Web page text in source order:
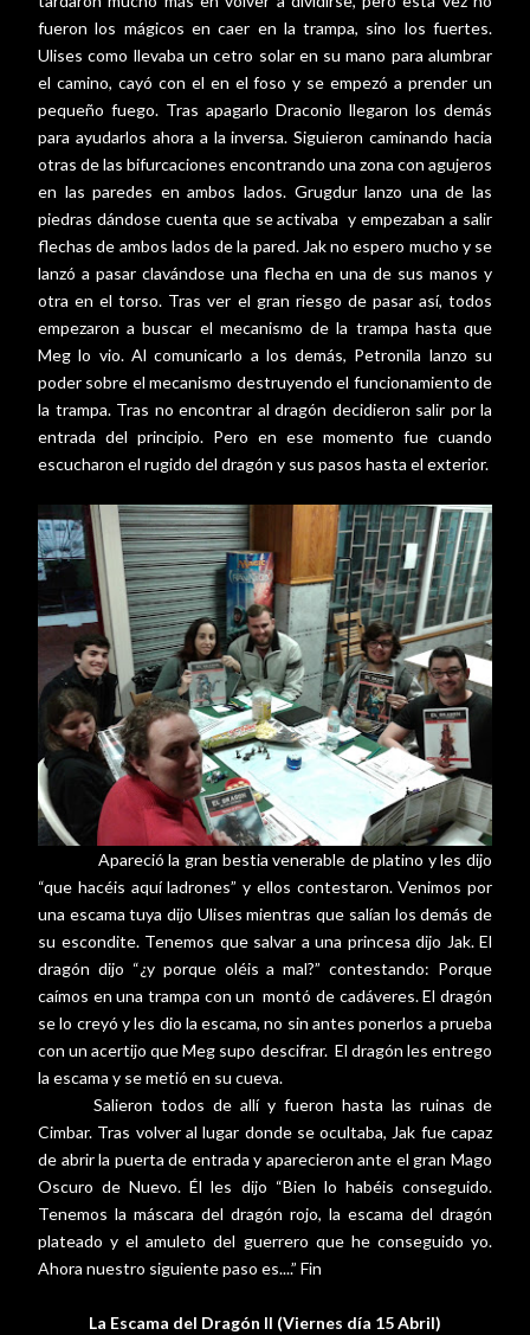
fueron los mágicos en caer en la trampa, sino los fuertes.
Ulises como llevaba un cetro solar en su mano para alumbrar
el camino, cayó con el en el foso y se empezó a prender un
pequeño fuego. Tras apagarlo Draconio llegaron los demás
para ayudarlos ahora a la inversa. Siguieron caminando hacia
otras de las bifurcaciones encontrando una zona con agujeros
en las paredes en ambos lados. Grugdur lanzo una de las
piedras dándose cuenta que se activaba y empezaban a salir
flechas de ambos lados de la pared. Jak no espero mucho y se
lanzó a pasar clavándose una flecha en una de sus manos y
otra en el torso. Tras ver el gran riesgo de pasar así, todos
empezaron a buscar el mecanismo de la trampa hasta que
Meg lo vio. Al comunicarlo a los demás, Petronila lanzo su
poder sobre el mecanismo destruyendo el funcionamiento de
la trampa. Tras no encontrar al dragón decidieron salir por la
entrada del principio. Pero en ese momento fue cuando
escucharon el rugido del dragón y sus pasos hasta el exterior.
Apareció la gran bestia venerable de platino y les dijo
“que hacéis aquí ladrones” y ellos contestaron. Venimos por
una escama tuya dijo Ulises mientras que salían los demás de
su escondite. Tenemos que salvar a una princesa dijo Jak. El
dragón dijo “¿y porque oléis a mal?” contestando: Porque
caímos en una trampa con un montó de cadáveres. El dragón
se lo creyó y les dio la escama, no sin antes ponerlos a prueba
con un acertijo que Meg supo descifrar. El dragón les entrego
la escama y se metió en su cueva.
Salieron todos de allí y fueron hasta las ruinas de
Cimbar. Tras volver al lugar donde se ocultaba, Jak fue capaz
de abrir la puerta de entrada y aparecieron ante el gran Mago
Oscuro de Nuevo. Él les dijo “Bien lo habéis conseguido.
Tenemos la máscara del dragón rojo, la escama del dragón
plateado y el amuleto del guerrero que he conseguido yo.
Ahora nuestro siguiente paso es....” Fin
La Escama del Dragón II (Viernes día 15 Abril)